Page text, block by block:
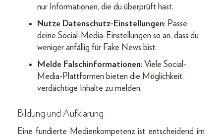
nur Informationen, die du überprüft hast.
Nutze Datenschutz-Einstellungen: Passe
deine Social-Media-Einstellungen so an, dass du
weniger anfällig für Fake News bist.
Melde Falschinformationen: Viele Social-
Media-Plattformen bieten die Möglichkeit,
verdächtige Inhalte zu melden.
Bildung und Aufklärung
Eine fundierte Medienkompetenz ist entscheidend im